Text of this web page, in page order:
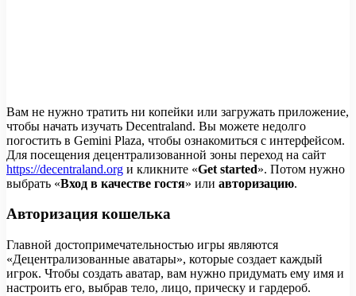
Вам не нужно тратить ни копейки или загружать приложение,
чтобы начать изучать Decentraland. Вы можете недолго
погостить в Gemini Plaza, чтобы ознакомиться с интерфейсом.
Для посещения децентрализованной зоны переход на сайт
https://decentraland.org и кликните «Get started». Потом нужно
выбрать «Вход в качестве гостя» или авторизацию.
Авторизация кошелька
Главной достопримечательностью игры являются
«Децентрализованные аватары», которые создает каждый
игрок. Чтобы создать аватар, вам нужно придумать ему имя и
настроить его, выбрав тело, лицо, прическу и гардероб.